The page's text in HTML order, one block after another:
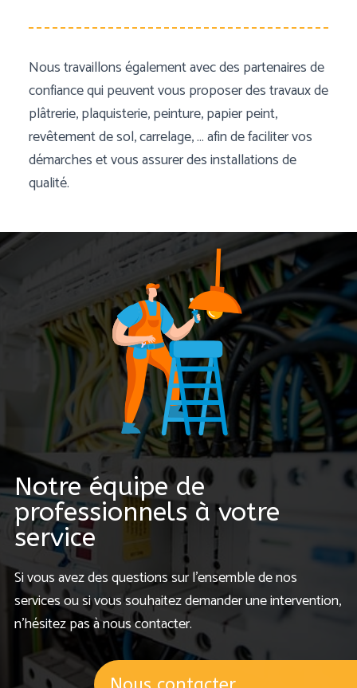
Nous travaillons également avec des partenaires de
confiance qui peuvent vous proposer des travaux de
plâtrerie, plaquisterie, peinture, papier peint,
revêtement de sol, carrelage, … afin de faciliter vos
démarches et vous assurer des installations de
qualité.
Notre équipe de
professionnels à votre
service
Si vous avez des questions sur l’ensemble de nos
services ou si vous souhaitez demander une intervention,
n’hésitez pas à nous contacter.